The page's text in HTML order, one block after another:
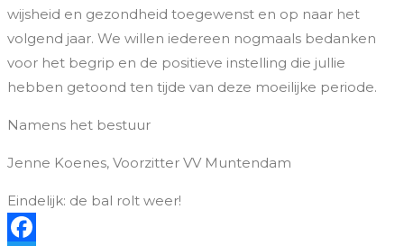
wijsheid en gezondheid toegewenst en op naar het
volgend jaar. We willen iedereen nogmaals bedanken
voor het begrip en de positieve instelling die jullie
hebben getoond ten tijde van deze moeilijke periode.
Namens het bestuur
Jenne Koenes, Voorzitter VV Muntendam
Eindelijk: de bal rolt weer!